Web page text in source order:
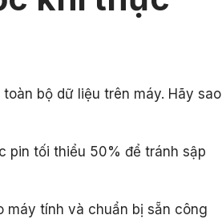
bộ dữ liệu trên máy. Hãy sao
pin tối thiểu 50% để tránh sập
máy tính và chuẩn bị sẵn công